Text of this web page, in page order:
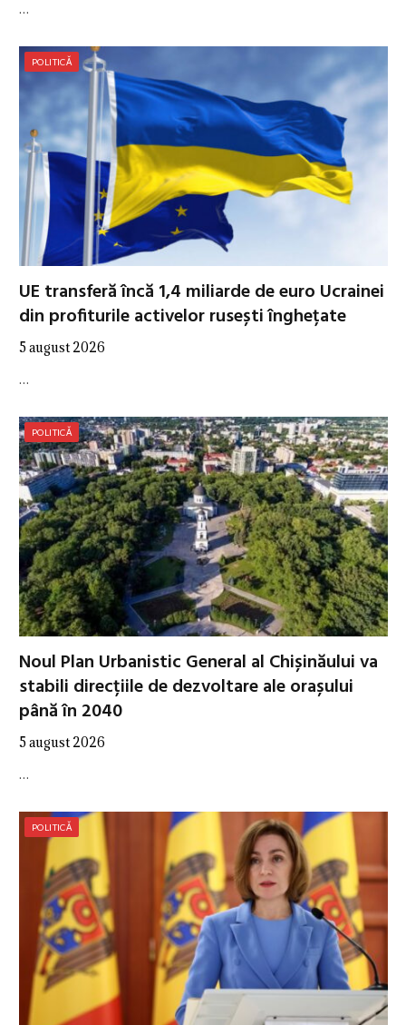
…
POLITICĂ
UE transferă încă 1,4 miliarde de euro Ucrainei
din profiturile activelor rusești înghețate
5 august 2026
…
POLITICĂ
Noul Plan Urbanistic General al Chișinăului va
stabili direcțiile de dezvoltare ale orașului
până în 2040
5 august 2026
…
POLITICĂ